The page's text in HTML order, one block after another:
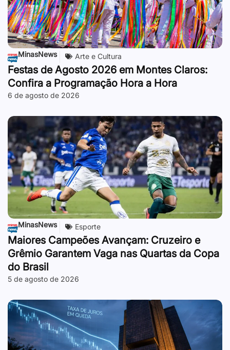
MinasNews Arte e Cultura
Festas de Agosto 2026 em Montes Claros:
Confira a Programação Hora a Hora
6 de agosto de 2026
MinasNews Esporte
Maiores Campeões Avançam: Cruzeiro e
Grêmio Garantem Vaga nas Quartas da Copa
do Brasil
5 de agosto de 2026